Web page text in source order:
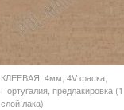
КЛЕЕВАЯ, 4мм, 4V фаска,
Португалия, предлакировка (1
слой лака)